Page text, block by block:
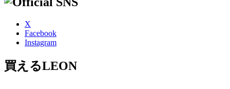
X
Facebook
Instagram
買えるLEON